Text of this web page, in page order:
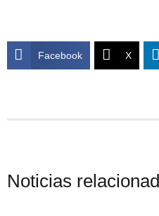
Facebook X
Noticias